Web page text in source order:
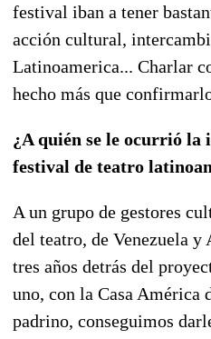
festival iban a tener
acción cultural,
Latinoamerica... Charlar
hecho más que
¿A quién se le ocurrió la
festival de teatro
A un grupo de gestores
del teatro, de Venezuela
tres años detrás del
uno, con la Casa América
padrino, conseguimos